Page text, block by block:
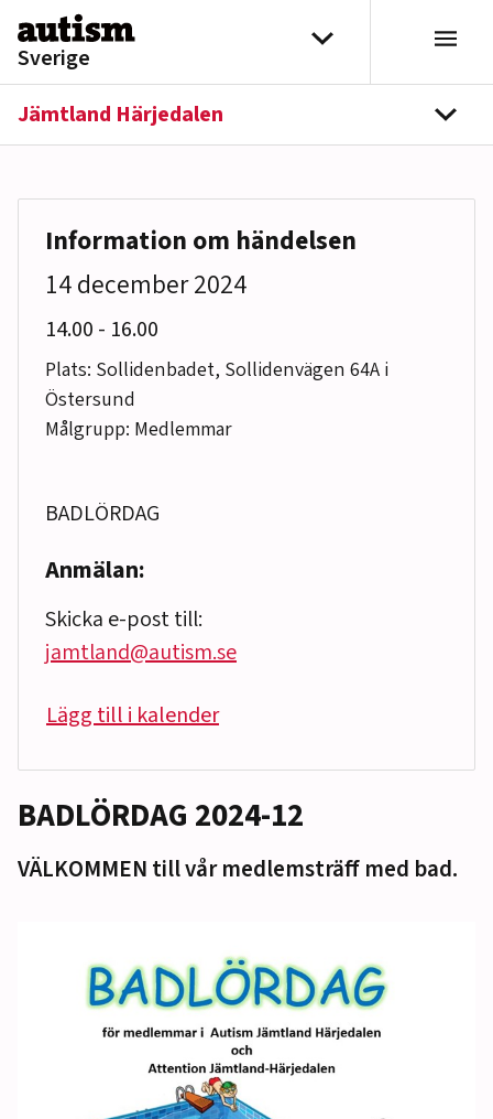
Hoppa till innehåll
Sverige
Välj distrikt
Jämtland Härjedalen
BADLÖRDAG 2024-12
VÄLKOMMEN till vår medlemsträff med bad.
Information om händelsen
14 december 2024
14.00 till
- 16.00
Plats: Sollidenbadet, Sollidenvägen 64A i
Östersund
Målgrupp: Medlemmar
BADLÖRDAG
Anmälan:
Skicka e-post till:
jamtland@autism.se
Lägg till i kalender